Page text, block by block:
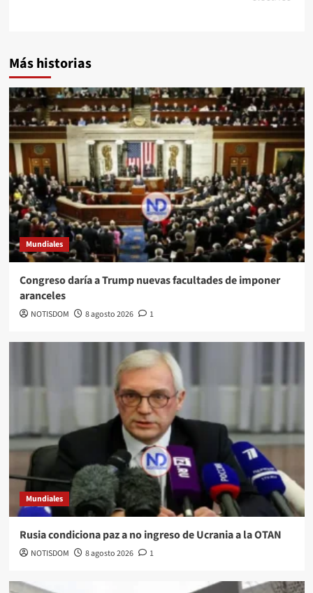
Más historias
Mundiales
Congreso daría a Trump nuevas facultades de imponer
aranceles
NOTISDOM 8 agosto 2026 1
Mundiales
Rusia condiciona paz a no ingreso de Ucrania a la OTAN
NOTISDOM 8 agosto 2026 1